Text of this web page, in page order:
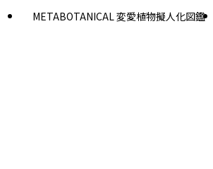
METABOTANICAL 変愛植物擬人化図鑑